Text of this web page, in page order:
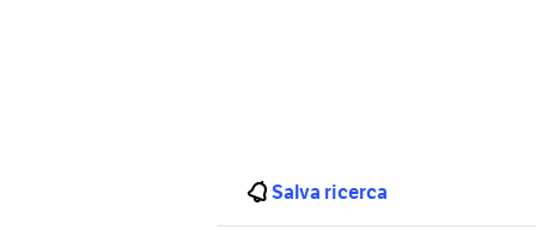
Salva ricerca